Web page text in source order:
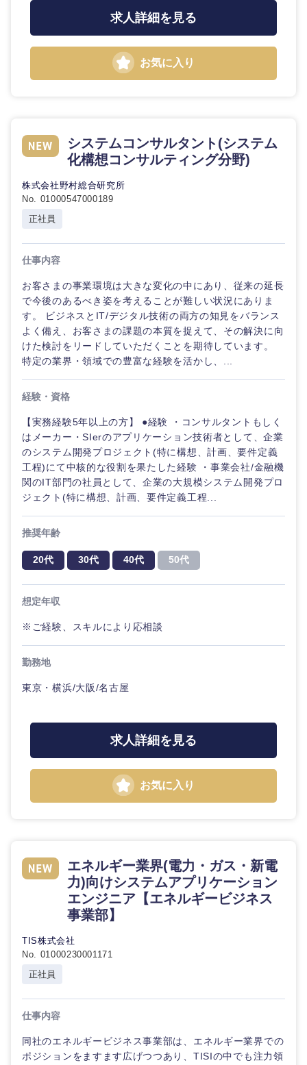
求人詳細を見る
お気に入り
システムコンサルタント(システム
化構想コンサルティング分野)
株式会社野村総合研究所
No. 01000547000189
正社員
仕事内容
お客さまの事業環境は大きな変化の中にあり、従来の延長
で今後のあるべき姿を考えることが難しい状況にありま
す。 ビジネスとIT/デジタル技術の両方の知見をバランス
よく備え、お客さまの課題の本質を捉えて、その解決に向
けた検討をリードしていただくことを期待しています。
特定の業界・領域での豊富な経験を活かし、...
経験・資格
【実務経験5年以上の方】 ●経験 ・コンサルタントもしく
はメーカー・SIerのアプリケーション技術者として、企業
のシステム開発プロジェクト(特に構想、計画、要件定義
工程)にて中核的な役割を果たした経験 ・事業会社/金融機
関のIT部門の社員として、企業の大規模システム開発プロ
ジェクト(特に構想、計画、要件定義工程...
推奨年齢
20代 30代 40代 50代
想定年収
※ご経験、スキルにより応相談
勤務地
東京・横浜/大阪/名古屋
求人詳細を見る
お気に入り
エネルギー業界(電力・ガス・新電
力)向けシステムアプリケーション
エンジニア【エネルギービジネス
事業部】
TIS株式会社
No. 01000230001171
正社員
仕事内容
同社のエネルギービジネス事業部は、エネルギー業界での
ポジションをますます広げつつあり、TISIの中でも注力領